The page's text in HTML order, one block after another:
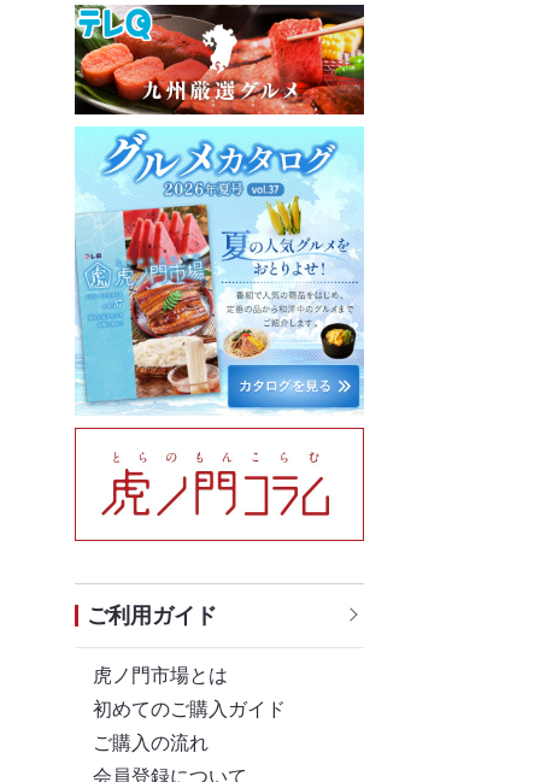
ご利用ガイド
虎ノ門市場とは
初めてのご購入ガイド
ご購入の流れ
会員登録について